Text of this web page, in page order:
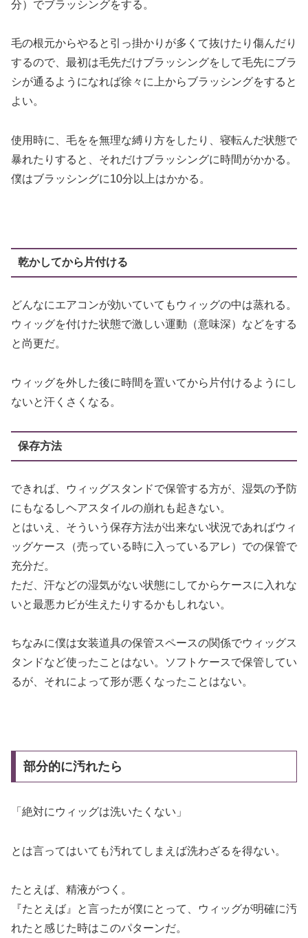
分）でブラッシングをする。
毛の根元からやると引っ掛かりが多くて抜けたり傷んだり
するので、最初は毛先だけブラッシングをして毛先にブラ
シが通るようになれば徐々に上からブラッシングをすると
よい。
使用時に、毛をを無理な縛り方をしたり、寝転んだ状態で
暴れたりすると、それだけブラッシングに時間がかかる。
僕はブラッシングに10分以上はかかる。
乾かしてから片付ける
どんなにエアコンが効いていてもウィッグの中は蒸れる。
ウィッグを付けた状態で激しい運動（意味深）などをする
と尚更だ。
ウィッグを外した後に時間を置いてから片付けるようにし
ないと汗くさくなる。
保存方法
できれば、ウィッグスタンドで保管する方が、湿気の予防
にもなるしヘアスタイルの崩れも起きない。
とはいえ、そういう保存方法が出来ない状況であればウィ
ッグケース（売っている時に入っているアレ）での保管で
充分だ。
ただ、汗などの湿気がない状態にしてからケースに入れな
いと最悪カビが生えたりするかもしれない。
ちなみに僕は女装道具の保管スペースの関係でウィッグス
タンドなど使ったことはない。ソフトケースで保管してい
るが、それによって形が悪くなったことはない。
部分的に汚れたら
「絶対にウィッグは洗いたくない」
とは言ってはいても汚れてしまえば洗わざるを得ない。
たとえば、精液がつく。
『たとえば』と言ったが僕にとって、ウィッグが明確に汚
れたと感じた時はこのパターンだ。